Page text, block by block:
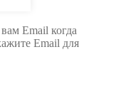
Email когда
Email для